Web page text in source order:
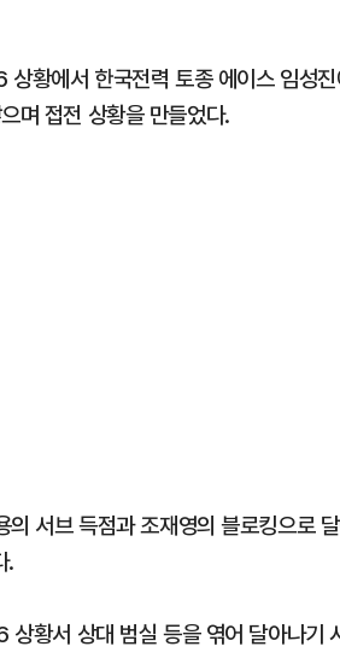
황에서 한국전력 토종 에이스 임성
며 접전 상황을 만들었다.
의 서브 득점과 조재영의 블로킹으로
.
황서 상대 범실 등을 엮어 달아나기